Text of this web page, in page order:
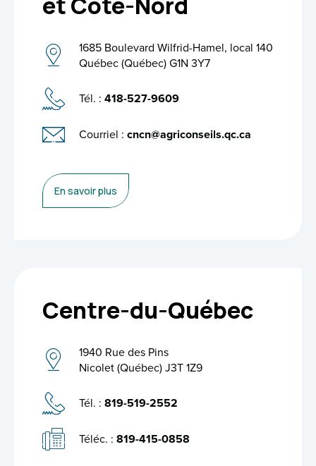
1685 Boulevard Wilfrid-Hamel, local 140
Québec (Québec) G1N 3Y7
Tél. : 418-527-9609
Courriel : cncn@agriconseils.qc.ca
En savoir plus
Centre-du-Québec
1940 Rue des Pins
Nicolet (Québec) J3T 1Z9
Tél. : 819-519-2552
Téléc. : 819-415-0858